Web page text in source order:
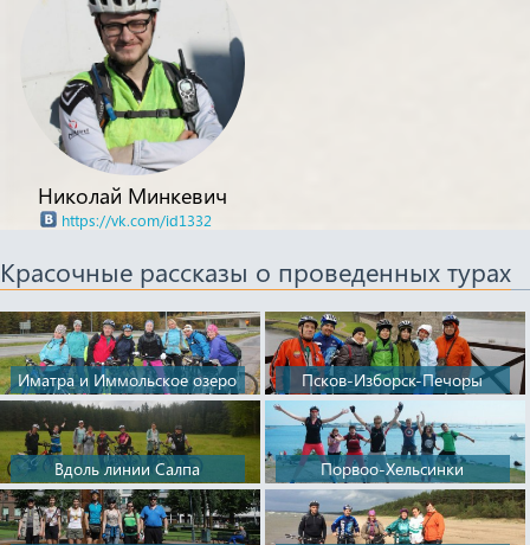
Николай Минкевич
https://vk.com/id1332
Красочные рассказы о проведенных турах
Иматра и Иммольское озеро Псков-Изборск-Печоры
Вдоль линии Салпа Порвоо-Хельсинки